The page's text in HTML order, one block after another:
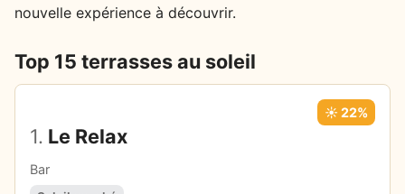
nouvelle expérience à découvrir.
Top 15 terrasses au soleil
1. Le Relax
Bar
☀️ 22%